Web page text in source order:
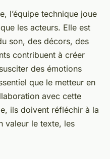
l’équipe technique joue
les acteurs. Elle est
son, des décors, des
contribuent à créer
des émotions
que le metteur en
avec cette
ils doivent réfléchir à la
valeur le texte, les